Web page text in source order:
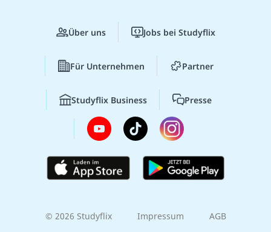
Über uns Jobs bei Studyflix
Für Unternehmen Partner
Studyflix Business Presse
© 2026 Studyflix Impressum AGB